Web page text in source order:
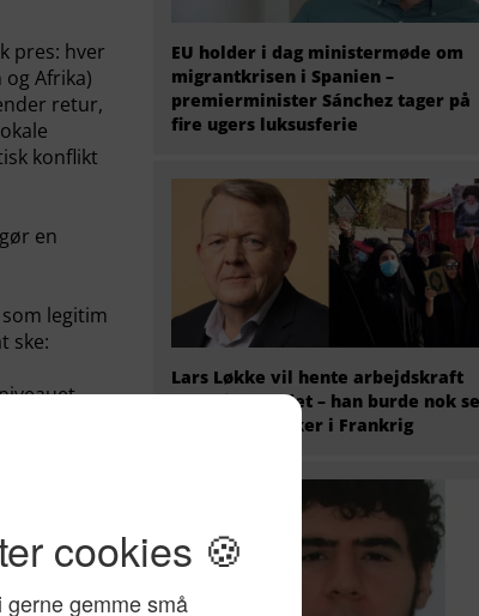
pres: hver
Afrika)
retur,
konflikt
en
legitim
ske:
–
i den
det?
EU holder i dag ministermøde om
migrantkrisen i Spanien –
premierminister Sánchez tager på
fire ugers luksusferie
Lars Løkke vil hente arbejdskraft
bredt i udlandet – han burde nok se
på, hvad der sker i Frankrig